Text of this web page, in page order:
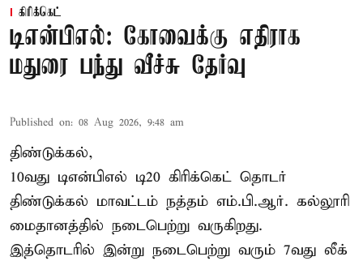
கிரிக்கெட்
டிஎன்பிஎல்: கோவைக்கு எதிராக
மதுரை பந்து வீச்சு தேர்வு
Published on: 08 Aug 2026, 9:48 am
திண்டுக்கல்,
10வது டிஎன்பிஎல் டி20 கிரிக்கெட் தொடர்
திண்டுக்கல் மாவட்டம் நத்தம் எம்.பி.ஆர். கல்லூரி
மைதானத்தில் நடைபெற்று வருகிறது.
இத்தொடரில் இன்று நடைபெற்று வரும் 7வது லீக்